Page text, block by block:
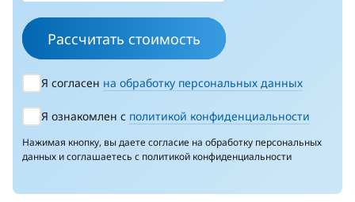
Рассчитать стоимость
Я согласен на обработку персональных данных
Я ознакомлен с политикой конфиденциальности
Нажимая кнопку, вы даете согласие на обработку персональных
данных и соглашаетесь с политикой конфиденциальности